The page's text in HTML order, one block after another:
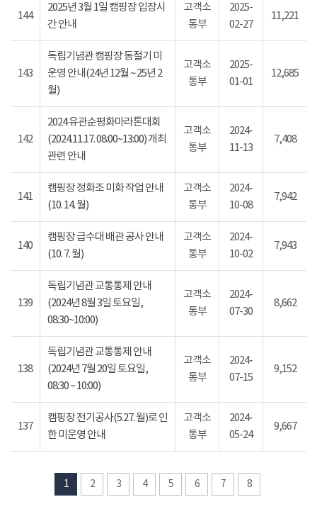
144
2025년 3월 1일 캠핑장 입장시
간 안내
고객소
통부
2025-
02-27
11,221
143
독립기념관 캠핑장 동절기 미
운영 안내(24년 12월 ~ 25년 2
월)
고객소
통부
2025-
01-01
12,685
142
2024 유관순평화마라톤대회
(2024.11.17. 08:00~13:00) 개최
관련 안내
고객소
통부
2024-
11-13
7,408
141
캠핑장 정화조 미화 작업 안내
(10. 14. 월)
고객소
통부
2024-
10-08
7,942
140
캠핑장 급수대 배관 공사 안내
(10. 7. 월)
고객소
통부
2024-
10-02
7,943
139
독립기념관 교통통제 안내
(2024년 8월 3일 토요일,
08:30~10:00)
고객소
통부
2024-
07-30
8,662
138
독립기념관 교통통제 안내
(2024년 7월 20일 토요일,
08:30 ~ 10:00)
고객소
통부
2024-
07-15
9,152
137
캠핑장 전기공사(5.27. 월)로 인
한 미운영 안내
고객소
통부
2024-
05-24
9,667
1 2 3 4 5 6 7 8